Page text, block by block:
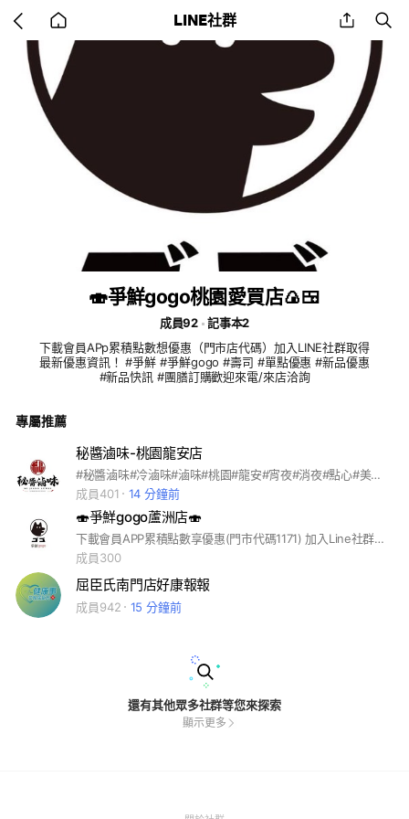
back
to
home
LINE社群 share
🍣爭鮮gogo桃園愛買店🍙🍱
成員92
記事本2
下載會員APp累積點數想優惠（門市店代碼）加入LINE社群取得
最新優惠資訊！ #爭鮮 #爭鮮gogo #壽司 #單點優惠 #新品優惠
#新品快訊 #團膳訂購歡迎來電/來店洽詢
專屬推薦
秘醬滷味-桃園龍安店
#秘醬滷味#冷滷味#滷味#桃園#龍安#宵夜#消夜#點心#美味#好吃#低卡#推薦
成員401
14 分鐘前
🍣爭鮮gogo蘆洲店🍣
下載會員APP累積點數享優惠(門市代碼1171) 加入Line社群取得最新優惠資訊！ #爭鮮#爭鮮gogo#壽司#單店優惠#新品快訊#團膳訂購歡迎來電/來店洽詢
成員300
屈臣氏南門店好康報報
成員942 15 分鐘前
還有其他眾多社群等您來探索
顯示更多